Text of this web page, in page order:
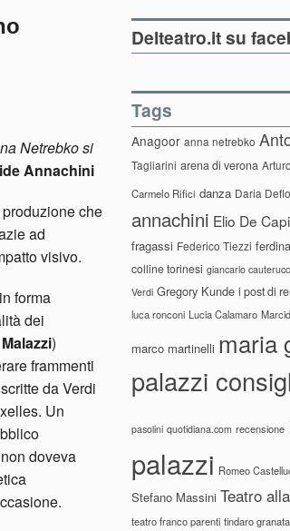
Netrebko si
Annachini
che
ad
visivo.
forma
dei
)
frammenti
da Verdi
Un
doveva
Delteatro.it su
Tags
Anagoor anna netrebko
Tagliarini arena di verona
Carmelo Rifici danza Daria
annachini Elio De
fragassi Federico Tiezzi
colline torinesi giancarlo
Verdi Gregory Kunde i post di
luca ronconi Lucia Calamaro
marco martinelli maria
palazzi
pasolini quotidiana.com recensione
palazzi Romeo
Stefano Massini Teatro
teatro franco parenti tindaro granata